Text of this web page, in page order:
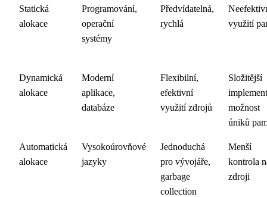
Statická
alokace
Programování,
operační
systémy
Předvídatelná,
rychlá
využití
Dynamická
alokace
Moderní
aplikace,
databáze
Flexibilní,
efektivní
využití zdrojů
Složitější
možnost
úniků
Automatická
alokace
Vysokoúrovňové
jazyky
Jednoduchá
pro vývojáře,
garbage
collection
Menší
kontrola
zdroji